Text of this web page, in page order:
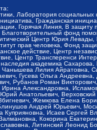
Лаборатория
Гражданская
Горячая Линия, В
фонд
Центр Юрия
прав человека, Фонд
действие, Центр
Центр Трансперенси
академика
Лилия Айратовна,
Гусева Ольга
Рубанов Роман
Александровна,
Анатольевич,
Жемкова Елена
Андрей Юрьевич,
Исаев Сергей
Кокорина
Литинский Леонид